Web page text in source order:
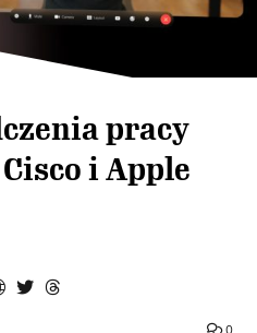
pracy
i Apple